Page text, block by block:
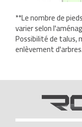
**Le nombre de
varier selon
Possibilité de
enlèvement d'arbres.